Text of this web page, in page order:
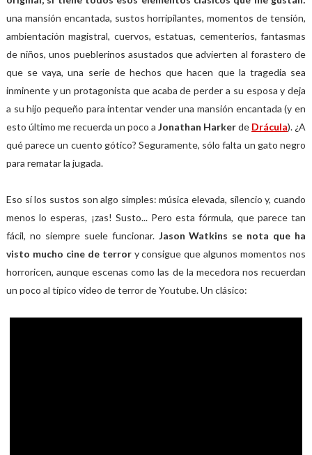
una mansión encantada, sustos horripilantes, momentos de tensión,
ambientación magistral, cuervos, estatuas, cementerios, fantasmas
de niños, unos pueblerinos asustados que advierten al forastero de
que se vaya, una serie de hechos que hacen que la tragedia sea
inminente y un protagonista que acaba de perder a su esposa y deja
a su hijo pequeño para intentar vender una mansión encantada (y en
esto último me recuerda un poco aJonathan Harkerde Drácula). ¿A
qué parece un cuento gótico? Seguramente, sólo falta un gato negro
para rematar la jugada.
Eso sí los sustos son algo simples: música elevada, silencio y, cuando
menos lo esperas, ¡zas! Susto... Pero esta fórmula, que parece tan
fácil, no siempre suele funcionar. Jason Watkins se nota que ha
visto mucho cine de terrory consigue que algunos momentos nos
horroricen, aunque escenas como las de la mecedora nos recuerdan
un poco al típico vídeo de terror de Youtube. Un clásico: